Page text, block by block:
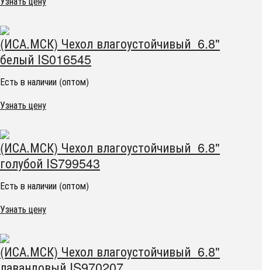
(ИСА.МСК) Чехол влагоустойчивый 6.8"
белый IS016545
Есть в наличии (оптом)
Узнать цену
(ИСА.МСК) Чехол влагоустойчивый 6.8"
голубой IS799543
Есть в наличии (оптом)
Узнать цену
(ИСА.МСК) Чехол влагоустойчивый 6.8"